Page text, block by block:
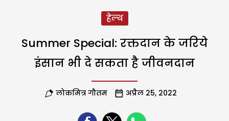
हेल्थ
Summer Special: रक्तदान के जरिये
इंसान भी दे सकता है जीवनदान
लोकमित्र गौतम अप्रैल 25, 2022